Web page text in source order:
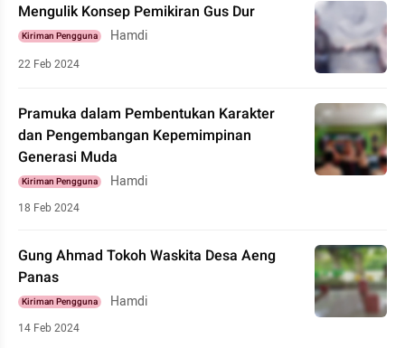
Mengulik Konsep Pemikiran Gus Dur
Kiriman Pengguna Hamdi
22 Feb 2024
Pramuka dalam Pembentukan Karakter
dan Pengembangan Kepemimpinan
Generasi Muda
Kiriman Pengguna Hamdi
18 Feb 2024
Gung Ahmad Tokoh Waskita Desa Aeng
Panas
Kiriman Pengguna Hamdi
14 Feb 2024